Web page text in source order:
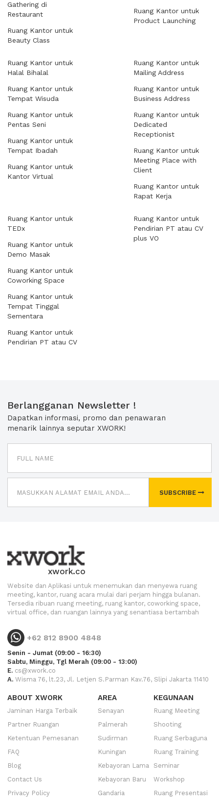
Gathering di
Restaurant
Ruang Kantor untuk
Beauty Class
Ruang Kantor untuk
Product Launching
Ruang Kantor untuk
Halal Bihalal
Ruang Kantor untuk
Tempat Wisuda
Ruang Kantor untuk
Pentas Seni
Ruang Kantor untuk
Tempat Ibadah
Ruang Kantor untuk
Kantor Virtual
Ruang Kantor untuk
Mailing Address
Ruang Kantor untuk
Business Address
Ruang Kantor untuk
Dedicated
Receptionist
Ruang Kantor untuk
Meeting Place with
Client
Ruang Kantor untuk
Rapat Kerja
Ruang Kantor untuk
TEDx
Ruang Kantor untuk
Demo Masak
Ruang Kantor untuk
Coworking Space
Ruang Kantor untuk
Tempat Tinggal
Sementara
Ruang Kantor untuk
Pendirian PT atau CV
Ruang Kantor untuk
Pendirian PT atau CV
plus VO
Berlangganan Newsletter !
Dapatkan informasi, promo dan penawaran
menarik lainnya seputar XWORK!
SUBSCRIBE
xwork.co
Website dan Aplikasi untuk menemukan dan menyewa ruang
meeting, kantor, ruang acara mulai dari perjam hingga bulanan.
Tersedia ribuan ruang meeting, ruang kantor, coworking space,
virtual office, dan ruangan lainnya yang senantiasa bertambah
+62 812 8900 4848
Senin - Jumat (09:00 - 16:30)
Sabtu, Minggu, Tgl Merah (09:00 - 13:00)
E. cs@xwork.co
A. Wisma 76, lt.23, Jl. Letjen S.Parman Kav.76, Slipi Jakarta 11410
ABOUT XWORK
Jaminan Harga Terbaik
Partner Ruangan
Ketentuan Pemesanan
FAQ
Blog
Contact Us
Privacy Policy
AREA
Senayan
Palmerah
Sudirman
Kuningan
Kebayoran Lama
Kebayoran Baru
Gandaria
KEGUNAAN
Ruang Meeting
Shooting
Ruang Serbaguna
Ruang Training
Seminar
Workshop
Ruang Presentasi